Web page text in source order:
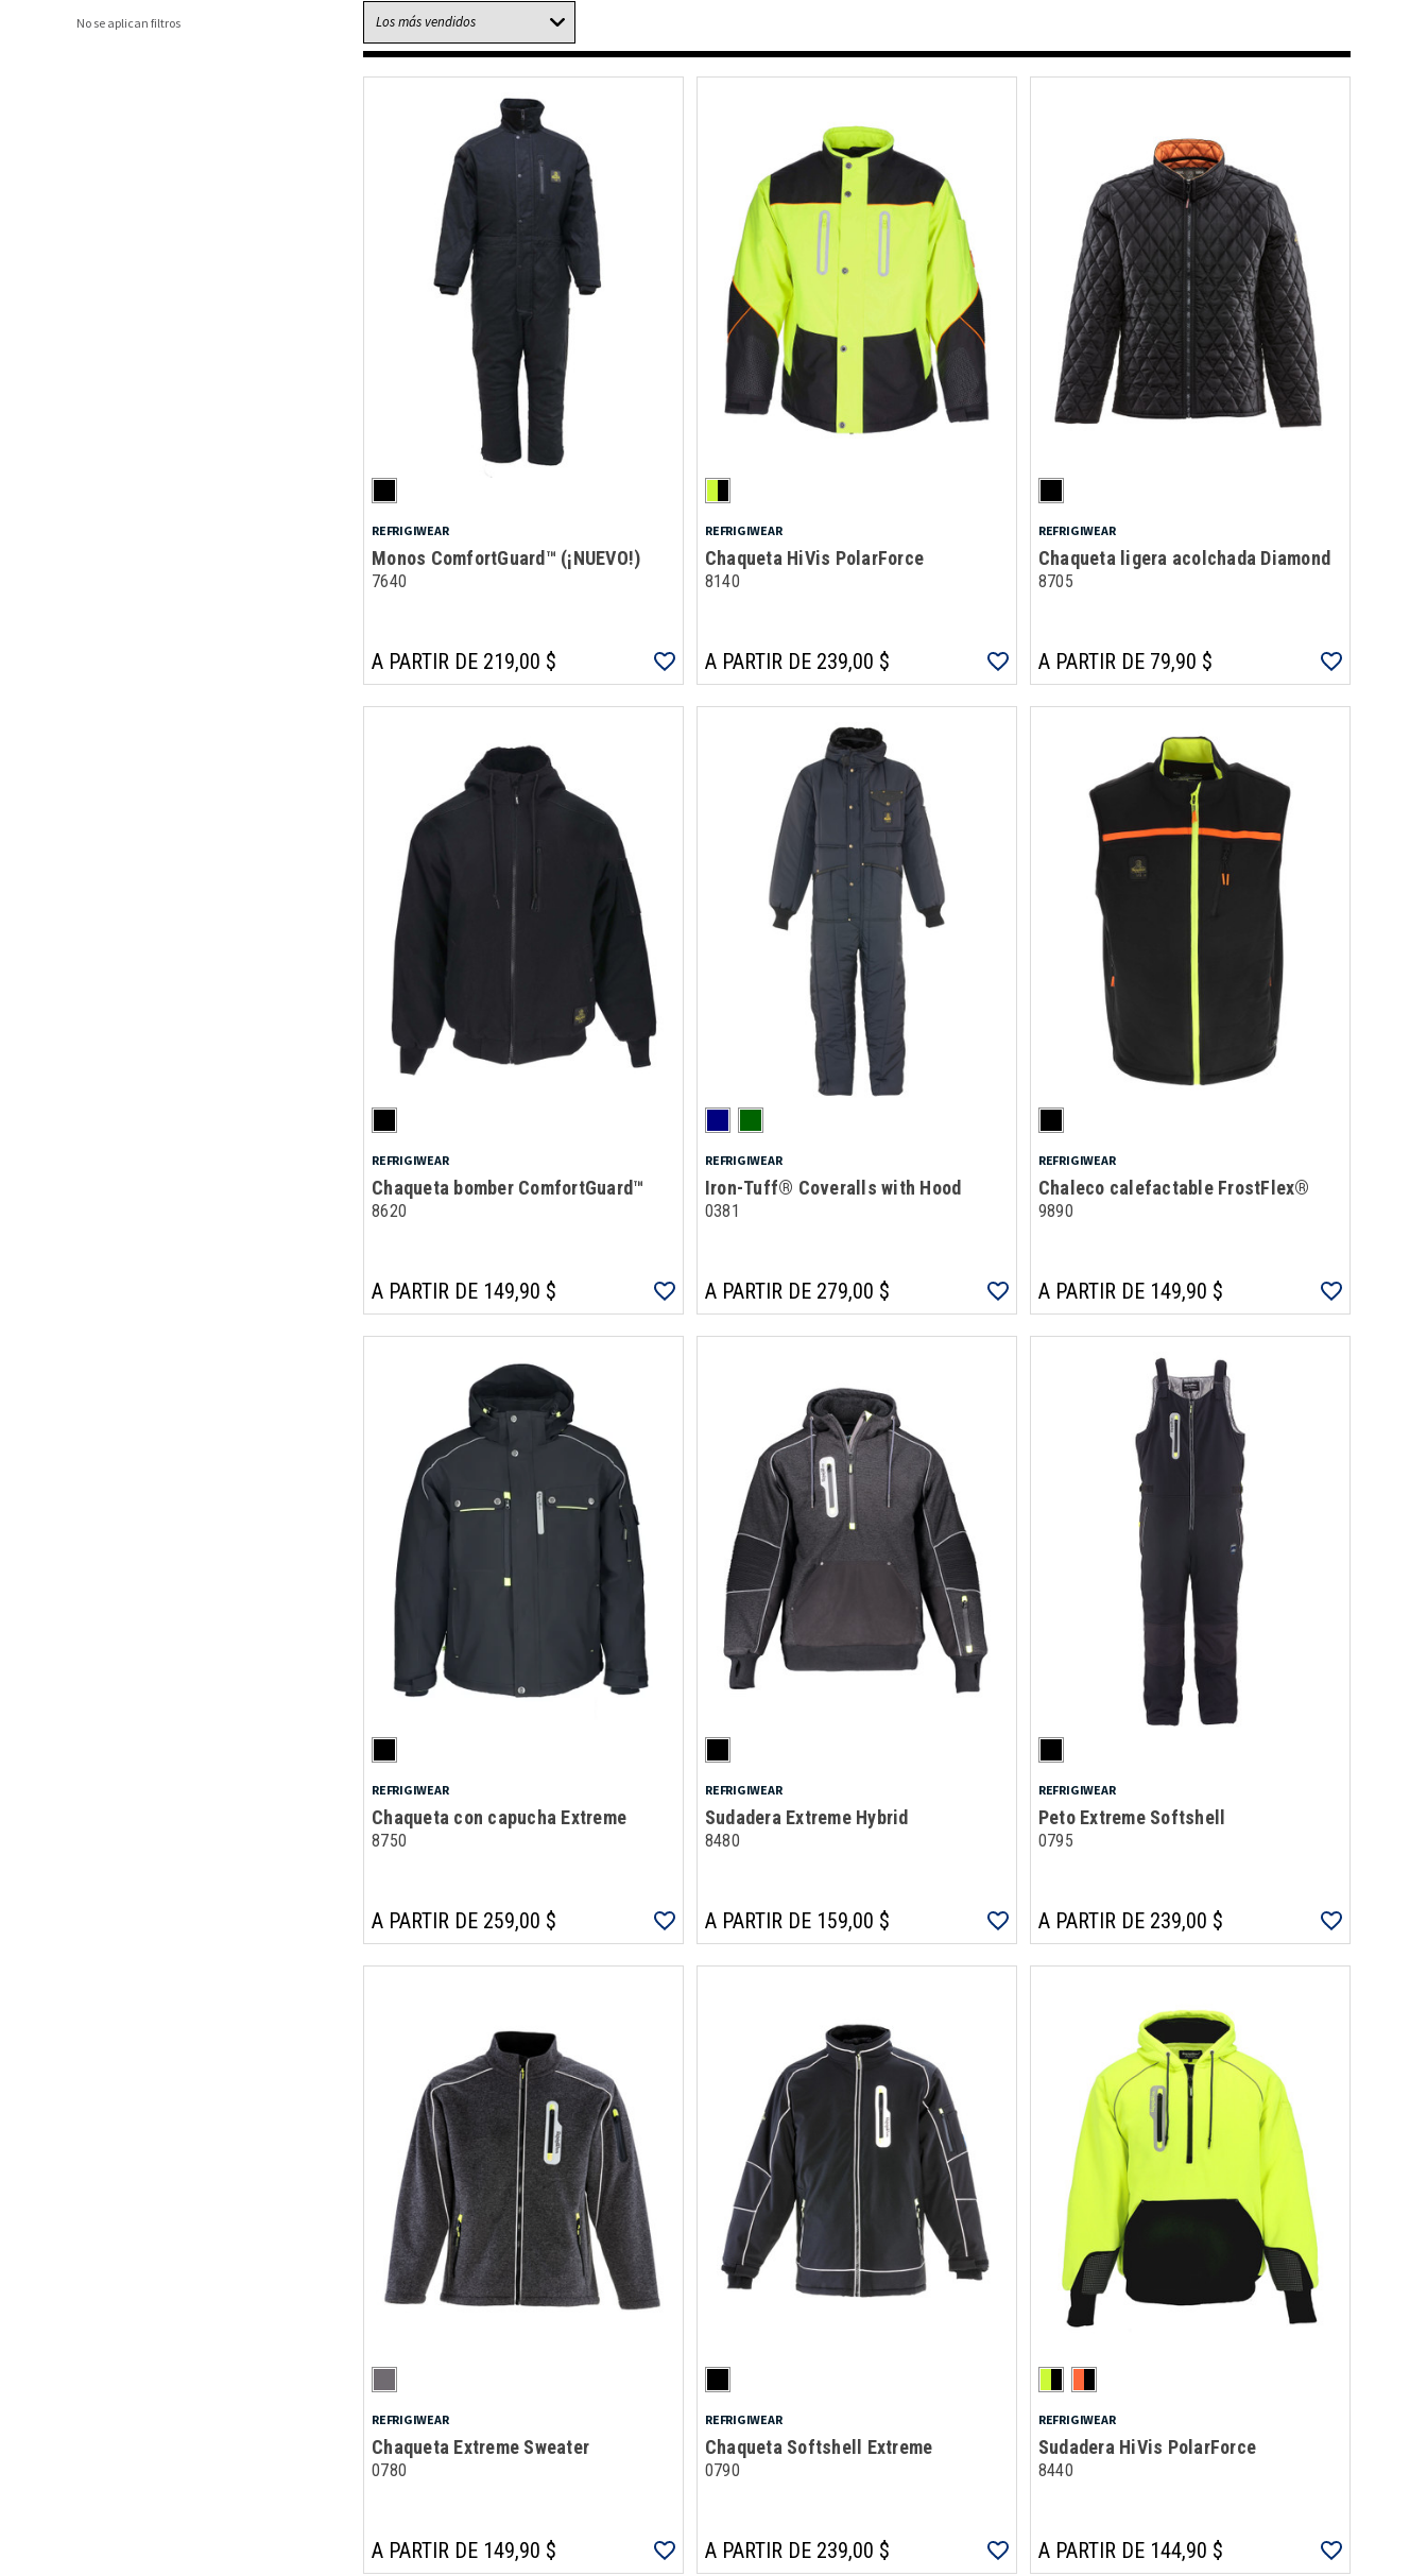
No se aplican filtros
REFRIGIWEAR
Monos ComfortGuard™ (¡NUEVO!)
7640
A PARTIR DE 219,00 $
REFRIGIWEAR
Chaqueta HiVis PolarForce
8140
A PARTIR DE 239,00 $
REFRIGIWEAR
Chaqueta ligera acolchada Diamond
8705
A PARTIR DE 79,90 $
REFRIGIWEAR
Chaqueta bomber ComfortGuard™
8620
A PARTIR DE 149,90 $
REFRIGIWEAR
Iron-Tuff® Coveralls with Hood
0381
A PARTIR DE 279,00 $
REFRIGIWEAR
Chaleco calefactable FrostFlex®
9890
A PARTIR DE 149,90 $
REFRIGIWEAR
Chaqueta con capucha Extreme
8750
A PARTIR DE 259,00 $
REFRIGIWEAR
Sudadera Extreme Hybrid
8480
A PARTIR DE 159,00 $
REFRIGIWEAR
Peto Extreme Softshell
0795
A PARTIR DE 239,00 $
REFRIGIWEAR
Chaqueta Extreme Sweater
0780
A PARTIR DE 149,90 $
REFRIGIWEAR
Chaqueta Softshell Extreme
0790
A PARTIR DE 239,00 $
REFRIGIWEAR
Sudadera HiVis PolarForce
8440
A PARTIR DE 144,90 $